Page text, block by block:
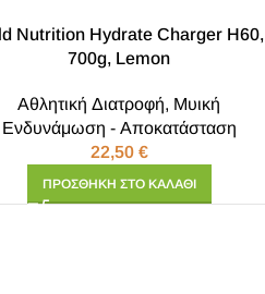
Nutrition Hydrate Charger H60,
700g, Lemon
Αθλητική Διατροφή, Μυική
Ενδυνάμωση - Αποκατάσταση
22,50 €
ΠΡΟΣΘΉΚΗ ΣΤΟ ΚΑΛΆΘΙ